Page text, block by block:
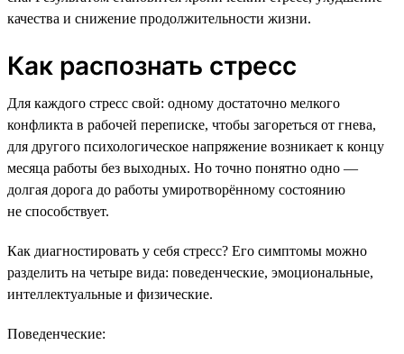
качества и снижение продолжительности жизни.
Как распознать стресс
Для каждого стресс свой: одному достаточно мелкого
конфликта в рабочей переписке, чтобы загореться от гнева,
для другого психологическое напряжение возникает к концу
месяца работы без выходных. Но точно понятно одно —
долгая дорога до работы умиротворённому состоянию
не способствует.
Как диагностировать у себя стресс? Его симптомы можно
разделить на четыре вида: поведенческие, эмоциональные,
интеллектуальные и физические.
Поведенческие: